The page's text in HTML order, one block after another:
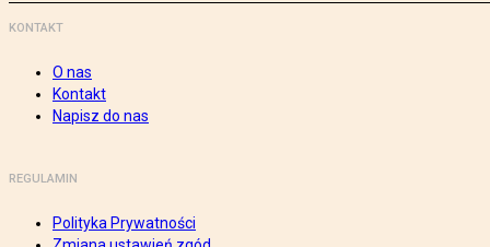
KONTAKT
O nas
Kontakt
Napisz do nas
REGULAMIN
Polityka Prywatności